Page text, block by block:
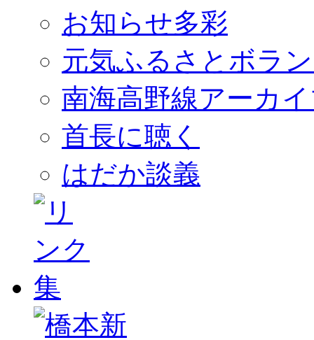
お知らせ多彩
元気ふるさとボラ
南海高野線アーカ
首長に聴く
はだか談義